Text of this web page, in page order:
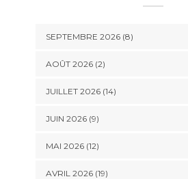
SEPTEMBRE 2026 (8)
AOÛT 2026 (2)
JUILLET 2026 (14)
JUIN 2026 (9)
MAI 2026 (12)
AVRIL 2026 (19)